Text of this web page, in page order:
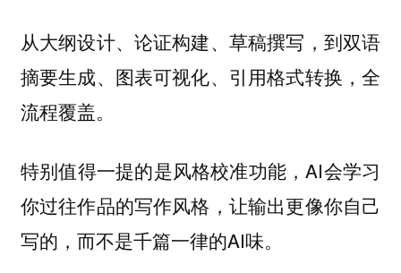
从大纲设计、论证构建、草稿撰写，到双语
摘要生成、图表可视化、引用格式转换，全
流程覆盖。
特别值得一提的是风格校准功能，AI会学习
你过往作品的写作风格，让输出更像你自己
写的，而不是千篇一律的AI味。